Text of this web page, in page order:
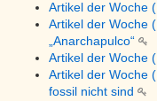
Artikel der Woche
Artikel der Woche
„Anarchapulco“
Artikel der Woche
Artikel der Woche
fossil nicht sind